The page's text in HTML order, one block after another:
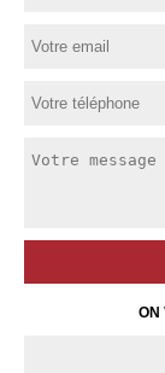
ON